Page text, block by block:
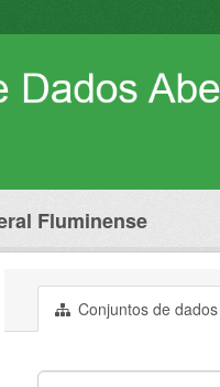
Fluminense
Conjuntos de dados